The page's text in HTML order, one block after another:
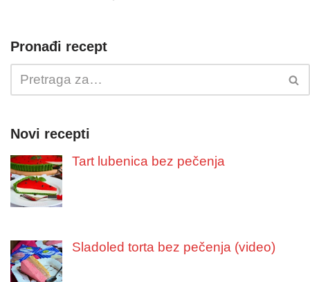
Pronađi recept
Novi recepti
Tart lubenica bez pečenja
Sladoled torta bez pečenja (video)